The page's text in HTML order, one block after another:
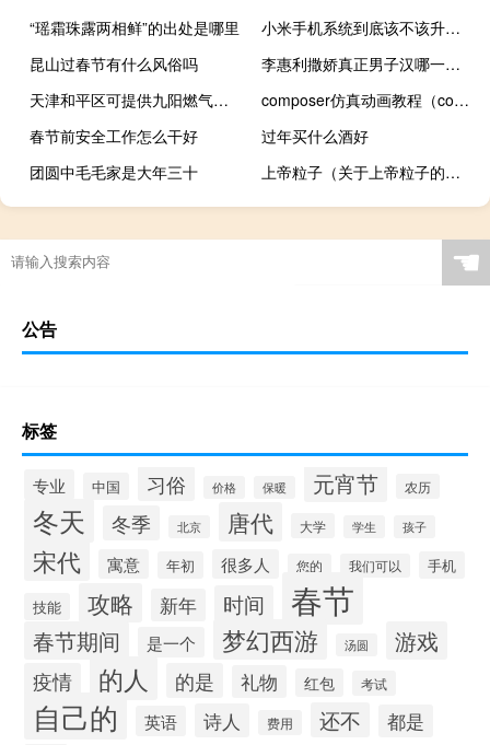
“瑶霜珠露两相鲜”的出处是哪里
小米手机系统到底该不该升级呢
昆山过春节有什么风俗吗
李惠利撒娇真正男子汉哪一期 真正男子汉湖南卫视
天津和平区可提供九阳燃气灶维修服务地址在哪
composer仿真动画教程（composer）
春节前安全工作怎么干好
过年买什么酒好
团圆中毛毛家是大年三十
上帝粒子（关于上帝粒子的介绍）
☚
公告
标签
专业 中国 习俗 价格 保暖 元宵节 农历
冬天 冬季 北京 唐代 大学 学生 孩子
宋代 寓意 年初 很多人 您的 我们可以
手机
技能
攻略 新年 时间 春节
春节期间 是一个 梦幻西游 汤圆 游戏
疫情 的人 的是 礼物 红包 考试
自己的 英语 诗人 费用 还不 都是